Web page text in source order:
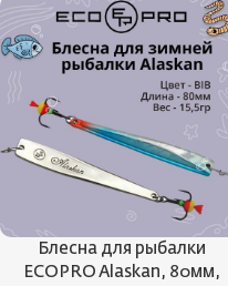
Блесна для рыбалки
ECOPRO Alaskan, 80мм,